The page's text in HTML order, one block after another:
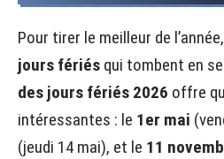
Pour tirer le meilleur de
jours fériés qui tombent en
des jours fériés 2026 offre
intéressantes : le 1er mai
(jeudi 14 mai), et le 11